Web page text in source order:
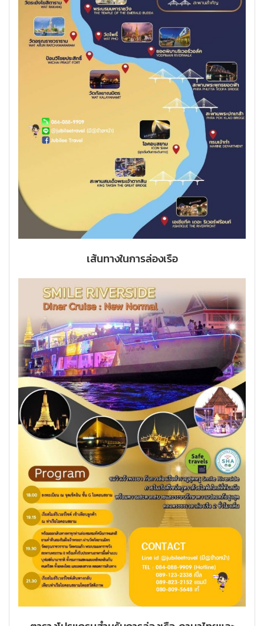
เส้นทางในการล่องเรือ